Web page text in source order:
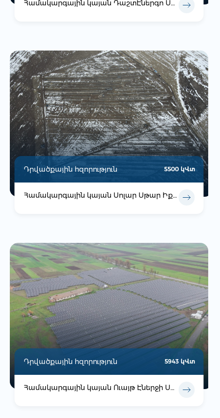
Համակարգային կայան ԴաշտԷներգո ՍՊԸ
Դրվածքային հզորություն 5500 կՎտ
Համակարգային կայան Սոլար Սթար Իքս ՍՊԸ
Դրվածքային հզորություն 5943 կՎտ
Համակարգային կայան Ուայթ Էներջի ՍՊԸ